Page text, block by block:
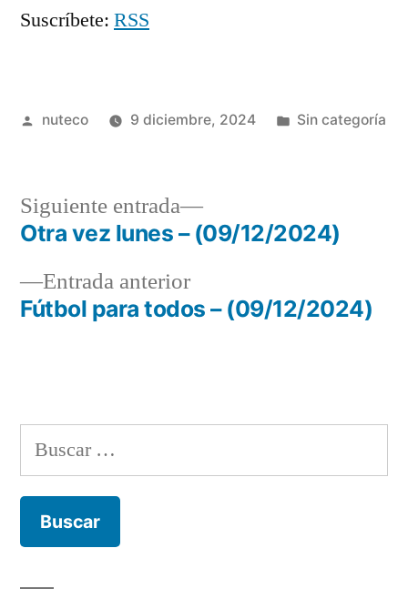
Suscríbete: RSS
Publicada
nuteco 9 diciembre, 2024
Publicada
Sin categoría
Navegación
de
entradas
Entrada anteriorEntrada
anterior:
Fútbol para todos – (09/12/2024)
Siguiente entrada
Siguiente
entrada:
Otra vez lunes – (09/12/2024)
Buscar: